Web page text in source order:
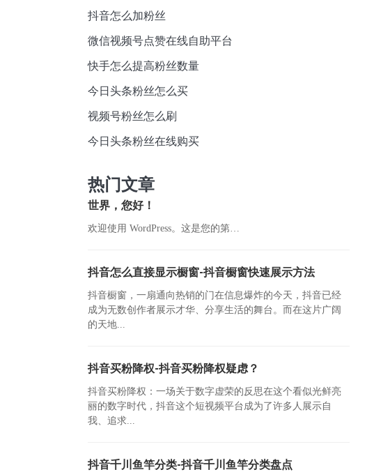
抖音怎么加粉丝
微信视频号点赞在线自助平台
快手怎么提高粉丝数量
今日头条粉丝怎么买
视频号粉丝怎么刷
今日头条粉丝在线购买
热门文章
世界，您好！
欢迎使用 WordPress。这是您的第…
抖音怎么直接显示橱窗-抖音橱窗快速展示方法
抖音橱窗，一扇通向热销的门在信息爆炸的今天，抖音已经
成为无数创作者展示才华、分享生活的舞台。而在这片广阔
的天地...
抖音买粉降权-抖音买粉降权疑虑？
抖音买粉降权：一场关于数字虚荣的反思在这个看似光鲜亮
丽的数字时代，抖音这个短视频平台成为了许多人展示自
我、追求...
抖音千川鱼竿分类-抖音千川鱼竿分类盘点